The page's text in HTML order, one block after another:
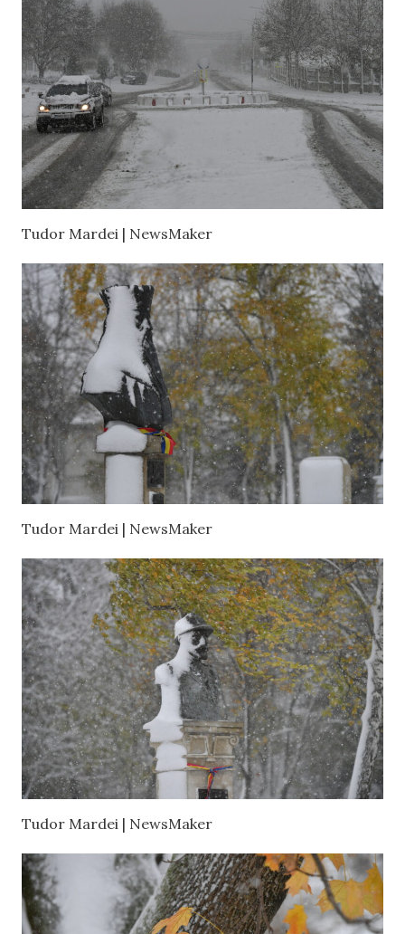
Tudor Mardei | NewsMaker
Tudor Mardei | NewsMaker
Tudor Mardei | NewsMaker